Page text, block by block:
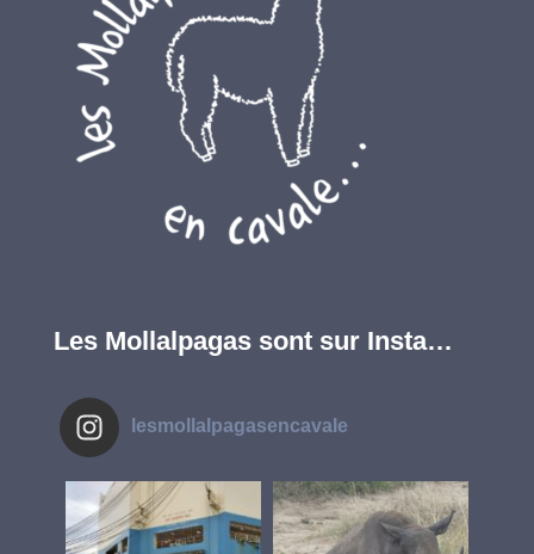
Les Mollalpagas sont sur Insta…
lesmollalpagasencavale